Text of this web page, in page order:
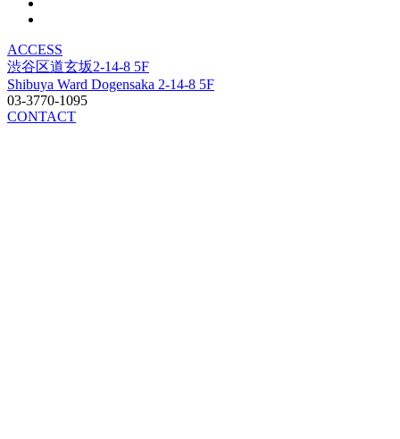
ACCESS
渋谷区道玄坂2-14-8 5F
Shibuya Ward Dogensaka 2-14-8 5F
03-3770-1095
CONTACT